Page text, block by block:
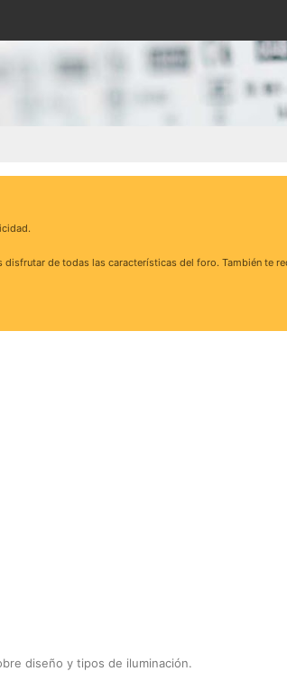
de todas las características del foro. También te
diseño y tipos de iluminación.